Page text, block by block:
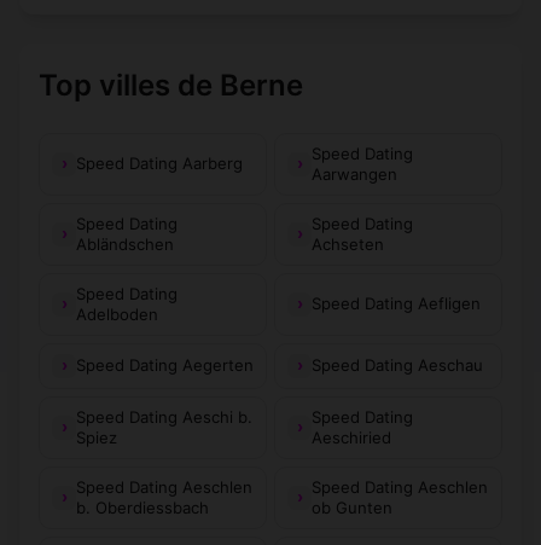
Top villes de Berne
Speed Dating Aarberg
Speed Dating
Aarwangen
Speed Dating
Abländschen
Speed Dating
Achseten
Speed Dating
Adelboden
Speed Dating Aefligen
Speed Dating Aegerten Speed Dating Aeschau
Speed Dating Aeschi b.
Spiez
Speed Dating
Aeschiried
Speed Dating Aeschlen
b. Oberdiessbach
Speed Dating Aeschlen
ob Gunten